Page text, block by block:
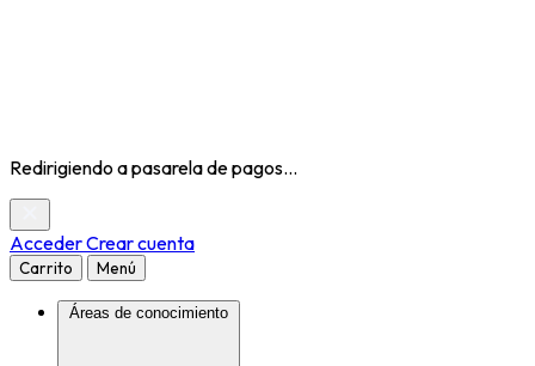
Redirigiendo a pasarela de pagos...
AccederCrear cuenta
Carrito Menú
Áreas de conocimiento